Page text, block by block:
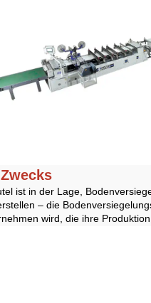
ist in der Lage,
– die
wird, die ihre